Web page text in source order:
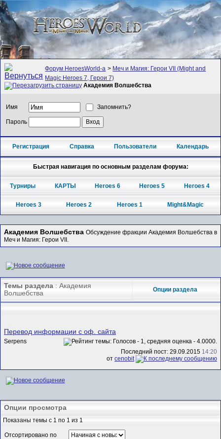
Форум HeroesWorld-а > Меч и Магия: Герои VII (Might and
Magic Heroes 7, Герои 7)
Академия Волшебства
Имя Запомнить?
Пароль
Регистрация Справка Пользователи Календарь
Быстрая навигация по основным разделам форума:
Турниры КАРТЫ Heroes 6 Heroes 5 Heroes 4
Heroes 3 Heroes 2 Heroes 1 Might&Magic
Академия Волшебства Обсуждение фракции Академия Волшебства в
Меч и Магия: Герои VII.
Темы раздела : Академия
Волшебства
Опции раздела
Перевод информации с оф. сайта
Serpens
Последний пост: 29.09.2015 14:20
от cenobit
Опции просмотра
Показаны темы с 1 по 1 из 1
Отсортировано по